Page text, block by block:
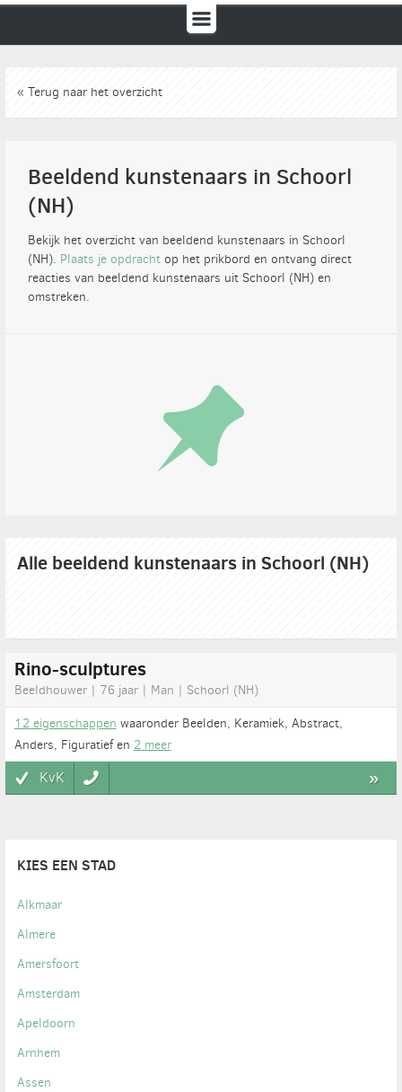
« Terug naar het overzicht
Beeldend kunstenaars in Schoorl
(NH)
Bekijk het overzicht van beeldend kunstenaars in Schoorl
(NH). Plaats je opdracht op het prikbord en ontvang direct
reacties van beeldend kunstenaars uit Schoorl (NH) en
omstreken.
Alle beeldend kunstenaars in Schoorl (NH)
Rino-sculptures
Beeldhouwer | 76 jaar | Man | Schoorl (NH)
12 eigenschappen waaronder Beelden, Keramiek, Abstract,
Anders, Figuratief en 2 meer
KvK »
KIES EEN STAD
Alkmaar
Almere
Amersfoort
Amsterdam
Apeldoorn
Arnhem
Assen